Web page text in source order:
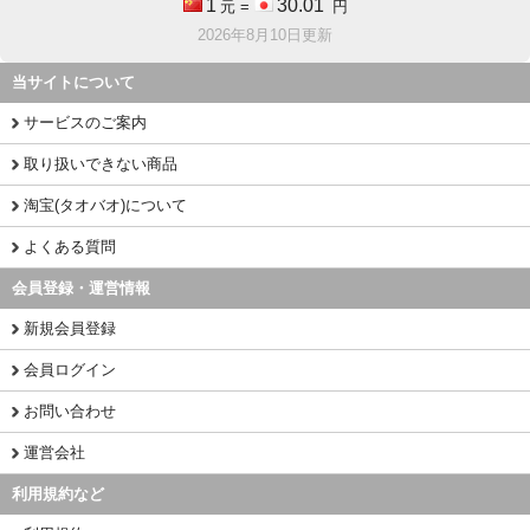
1 元 = 30.01
円
2026年8月10日更新
当サイトについて
サービスのご案内
取り扱いできない商品
淘宝(タオバオ)について
よくある質問
会員登録・運営情報
新規会員登録
会員ログイン
お問い合わせ
運営会社
利用規約など